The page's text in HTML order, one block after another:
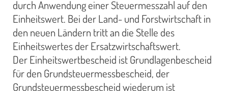
durch Anwendung einer Steuermesszahl auf den
Einheitswert. Bei der Land- und Forstwirtschaft in
den neuen Ländern tritt an die Stelle des
Einheitswertes der Ersatzwirtschaftswert.
Der Einheitswertbescheid ist Grundlagenbescheid
für den Grundsteuermessbescheid, der
Grundsteuermessbescheid wiederum ist